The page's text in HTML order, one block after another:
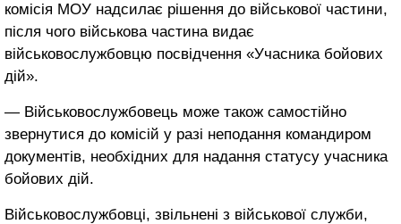
комісія МОУ надсилає рішення до військової частини,
після чого військова частина видає
військовослужбовцю посвідчення «Учасника бойових
дій».
— Військовослужбовець може також самостійно
звернутися до комісій у разі неподання командиром
документів, необхідних для надання статусу учасника
бойових дій.
Військовослужбовці, звільнені з військової служби,